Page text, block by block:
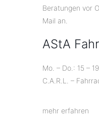
Beratungen vor
Mail an.
AStA
Mo. – Do.: 15 –
C.A.R.L. –
mehr erfahren